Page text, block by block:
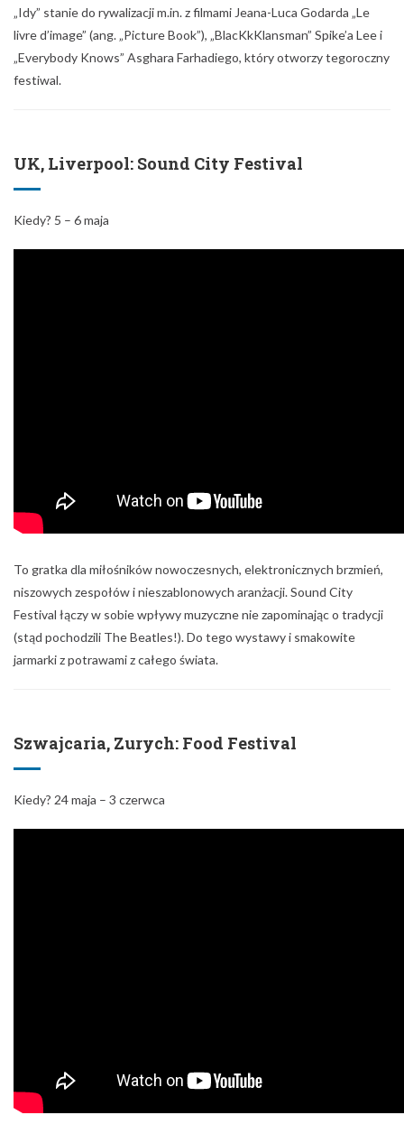
„Idy” stanie do rywalizacji m.in. z filmami Jeana-Luca Godarda „Le
livre d’image” (ang. „Picture Book”), „BlacKkKlansman” Spike’a Lee i
„Everybody Knows” Asghara Farhadiego, który otworzy tegoroczny
festiwal.
UK, Liverpool: Sound City Festival
Kiedy? 5 – 6 maja
To gratka dla miłośników nowoczesnych, elektronicznych brzmień,
niszowych zespołów i nieszablonowych aranżacji. Sound City
Festival łączy w sobie wpływy muzyczne nie zapominając o tradycji
(stąd pochodzili The Beatles!). Do tego wystawy i smakowite
jarmarki z potrawami z całego świata.
Szwajcaria, Zurych: Food Festival
Kiedy? 24 maja – 3 czerwca